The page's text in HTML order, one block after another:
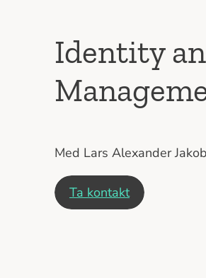
Identity
Med Lars Alexander
Ta kontakt